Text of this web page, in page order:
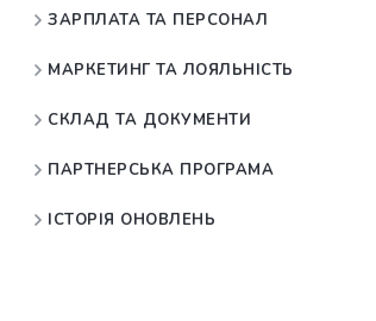
ЗАРПЛАТА ТА ПЕРСОНАЛ
МАРКЕТИНГ ТА ЛОЯЛЬНІСТЬ
СКЛАД ТА ДОКУМЕНТИ
ПАРТНЕРСЬКА ПРОГРАМА
ІСТОРІЯ ОНОВЛЕНЬ